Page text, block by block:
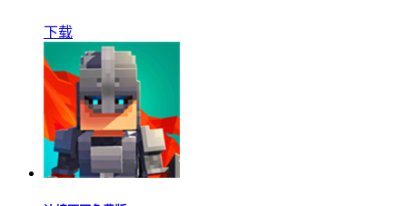
下载